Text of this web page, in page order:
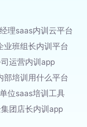
理saas内训云平台
业班组长内训平台
运营内训app
部培训用什么平台
位saas培训工具
团店长内训app